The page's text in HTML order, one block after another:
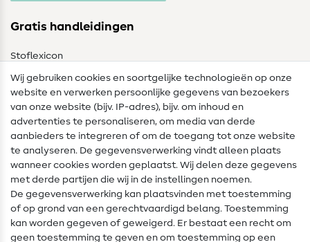
Gratis handleidingen
Stoflexicon
Naailexicon
Gratis Naaipatronen
Hulp & contact
Contact
Wijziging van eigenaar
FAQ
Herroepingsrecht
Wij gebruiken cookies en soortgelijke technologieën op onze
website en verwerken persoonlijke gegevens van bezoekers
van onze website (bijv. IP-adres), bijv. om inhoud en
advertenties te personaliseren, om media van derde
aanbieders te integreren of om de toegang tot onze website
te analyseren. De gegevensverwerking vindt alleen plaats
wanneer cookies worden geplaatst. Wij delen deze gegevens
met derde partijen die wij in de instellingen noemen.
De gegevensverwerking kan plaatsvinden met toestemming
of op grond van een gerechtvaardigd belang. Toestemming
kan worden gegeven of geweigerd. Er bestaat een recht om
geen toestemming te geven en om toestemming op een